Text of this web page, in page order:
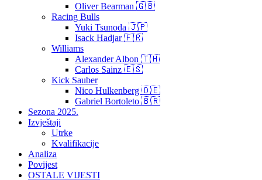
Oliver Bearman 🇬🇧
Racing Bulls
Yuki Tsunoda 🇯🇵
Isack Hadjar 🇫🇷
Williams
Alexander Albon 🇹🇭
Carlos Sainz 🇪🇸
Kick Sauber
Nico Hulkenberg 🇩🇪
Gabriel Bortoleto 🇧🇷
Sezona 2025.
Izvještaji
Utrke
Kvalifikacije
Analiza
Povijest
OSTALE VIJESTI